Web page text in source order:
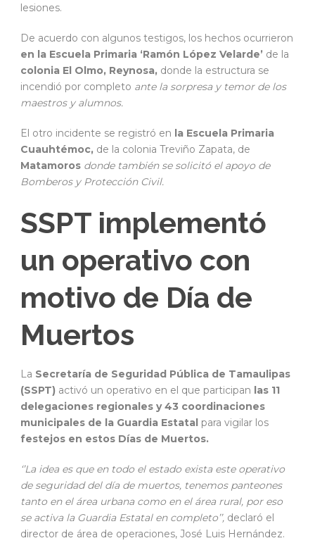
lesiones.
De acuerdo con algunos testigos, los hechos ocurrieron
en la Escuela Primaria ‘Ramón López Velarde’ de la
colonia El Olmo, Reynosa, donde la estructura se
incendió por completo ante la sorpresa y temor de los
maestros y alumnos.
El otro incidente se registró en la Escuela Primaria
Cuauhtémoc, de la colonia Treviño Zapata, de
Matamoros donde también se solicitó el apoyo de
Bomberos y Protección Civil.
SSPT implementó
un operativo con
motivo de Día de
Muertos
La Secretaría de Seguridad Pública de Tamaulipas
(SSPT) activó un operativo en el que participan las 11
delegaciones regionales y 43 coordinaciones
municipales de la Guardia Estatal para vigilar los
festejos en estos Días de Muertos.
‘’La idea es que en todo el estado exista este operativo
de seguridad del día de muertos, tenemos panteones
tanto en el área urbana como en el área rural, por eso
se activa la Guardia Estatal en completo’’, declaró el
director de área de operaciones, José Luis Hernández.